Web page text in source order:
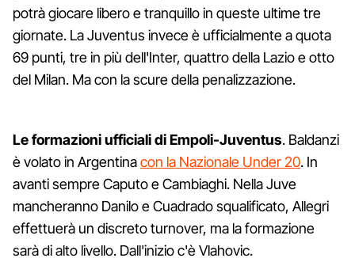
potrà giocare libero e tranquillo in queste ultime tre
giornate. La Juventus invece è ufficialmente a quota
69 punti, tre in più dell'Inter, quattro della Lazio e otto
del Milan. Ma con la scure della penalizzazione.
Le formazioni ufficiali di Empoli-Juventus. Baldanzi
è volato in Argentinacon la Nazionale Under 20. In
avanti sempre Caputo e Cambiaghi. Nella Juve
mancheranno Danilo e Cuadrado squalificato, Allegri
effettuerà un discreto turnover, ma la formazione
sarà di alto livello. Dall'inizio c'è Vlahovic.